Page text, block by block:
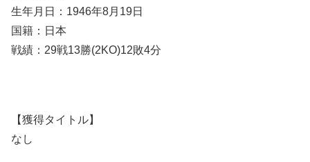
生年月日：1946年8月19日
国籍：日本
戦績：29戦13勝(2KO)12敗4分
【獲得タイトル】
なし